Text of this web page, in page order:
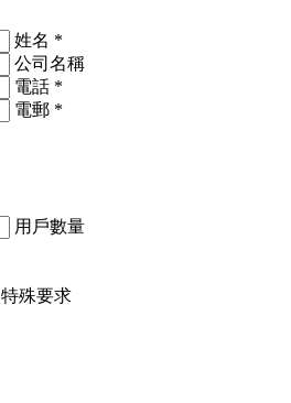
姓名 *
公司名稱
電話 *
電郵 *
用戶數量
特殊要求